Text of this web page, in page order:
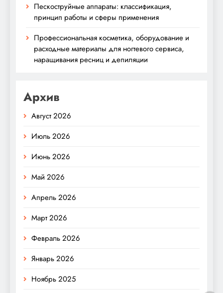
Пескоструйные аппараты: классификация,
принцип работы и сферы применения
Профессиональная косметика, оборудование и
расходные материалы для ногтевого сервиса,
наращивания ресниц и депиляции
Архив
Август 2026
Июль 2026
Июнь 2026
Май 2026
Апрель 2026
Март 2026
Февраль 2026
Январь 2026
Ноябрь 2025